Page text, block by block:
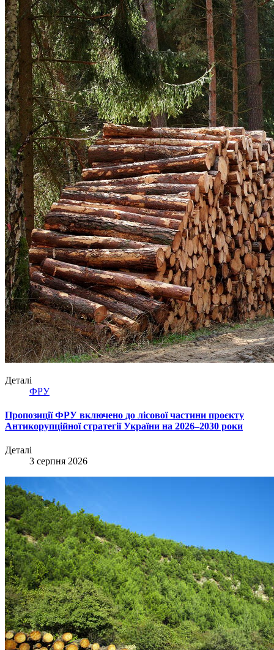
Деталі
ФРУ
Пропозиції ФРУ включено до лісової частини проєкту
Антикорупційної стратегії України на 2026–2030 роки
Деталі
3 серпня 2026